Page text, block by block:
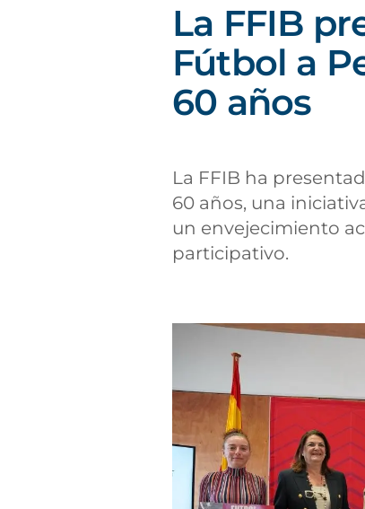
La FFIB
Fútbol a
60 años
La FFIB ha
60 años, una
un envejecimiento
participativo.